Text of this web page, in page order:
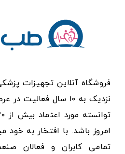
فروشگاه آنلاین تجهیزات
نزدیک به ۱۰ سال
امروز باشد. با افتخار به خود
تمامی کابران و فعالان